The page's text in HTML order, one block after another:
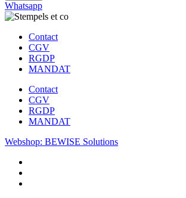
Whatsapp
Contact
CGV
RGDP
MANDAT
Contact
CGV
RGDP
MANDAT
Webshop: BEWISE Solutions